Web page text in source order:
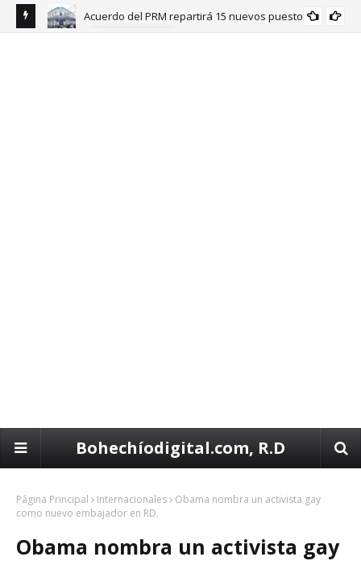
Acuerdo del PRM repartirá 15 nuevos puestos
Bohechíodigital.com, R.D
Página Principal Internacionales
Obama nombra un activista gay
como nuevo embajador en RD.
Obama nombra un activista gay